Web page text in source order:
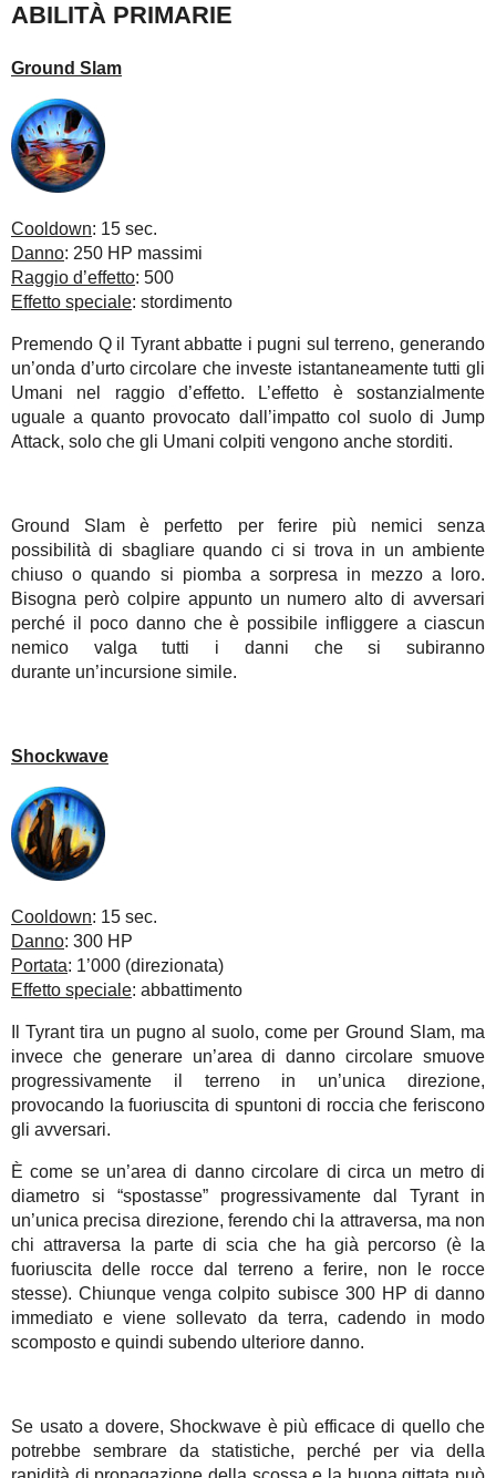
ABILITÀ PRIMARIE
Ground Slam
Cooldown: 15 sec.
Danno: 250 HP massimi
Raggio d’effetto: 500
Effetto speciale: stordimento
Premendo Q il Tyrant abbatte i pugni sul terreno, generando
un’onda d’urto circolare che investe istantaneamente tutti gli
Umani nel raggio d’effetto. L’effetto è sostanzialmente
uguale a quanto provocato dall’impatto col suolo di Jump
Attack, solo che gli Umani colpiti vengono anche storditi.
Ground Slam è perfetto per ferire più nemici senza
possibilità di sbagliare quando ci si trova in un ambiente
chiuso o quando si piomba a sorpresa in mezzo a loro.
Bisogna però colpire appunto un numero alto di avversari
perché il poco danno che è possibile infliggere a ciascun
nemico valga tutti i danni che si subiranno
durante un’incursione simile.
Shockwave
Cooldown: 15 sec.
Danno: 300 HP
Portata: 1’000 (direzionata)
Effetto speciale: abbattimento
Il Tyrant tira un pugno al suolo, come per Ground Slam, ma
invece che generare un’area di danno circolare smuove
progressivamente il terreno in un’unica direzione,
provocando la fuoriuscita di spuntoni di roccia che feriscono
gli avversari.
È come se un’area di danno circolare di circa un metro di
diametro si “spostasse” progressivamente dal Tyrant in
un’unica precisa direzione, ferendo chi la attraversa, ma non
chi attraversa la parte di scia che ha già percorso (è la
fuoriuscita delle rocce dal terreno a ferire, non le rocce
stesse). Chiunque venga colpito subisce 300 HP di danno
immediato e viene sollevato da terra, cadendo in modo
scomposto e quindi subendo ulteriore danno.
Se usato a dovere, Shockwave è più efficace di quello che
potrebbe sembrare da statistiche, perché per via della